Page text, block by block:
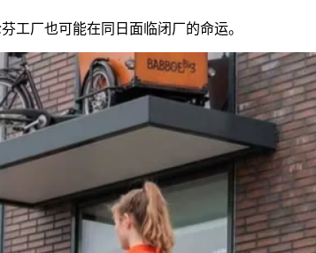
工厂也可能在同日面临闭厂的命运。